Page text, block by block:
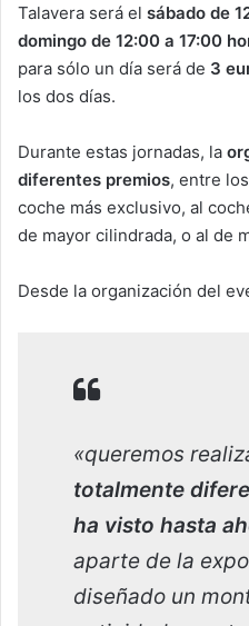
Talavera será el sábado de
domingo de 12:00 a 17:00
para sólo un día será de 3
los dos días.
Durante estas jornadas, la
diferentes premios, entre
coche más exclusivo, al
de mayor cilindrada, o al de
Desde la organización del
«queremos
totalmente
ha visto hasta
aparte de la
diseñado un